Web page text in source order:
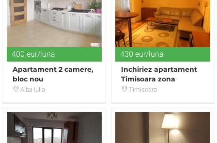
400 eur/luna
Apartament 2 camere,
bloc nou
Alba Iulia
430 eur/luna
Inchiriez apartament
Timisoara zona
centrala
Timisoara